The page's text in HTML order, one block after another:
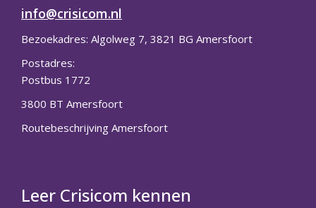
info@crisicom.nl
Bezoekadres: Algolweg 7, 3821 BG Amersfoort
Postadres:
Postbus 1772
3800 BT Amersfoort
Routebeschrijving Amersfoort
Leer Crisicom kennen